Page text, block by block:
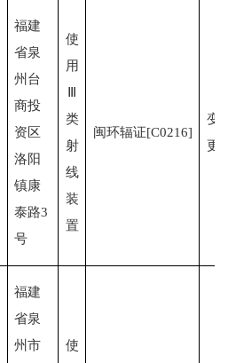
福建
省泉
州台
商投
资区
洛阳
镇康
泰路3
号
使
用
Ⅲ
类
射
线
装
置
闽环辐证[C0216]
变
更
福建
省泉
州市
使